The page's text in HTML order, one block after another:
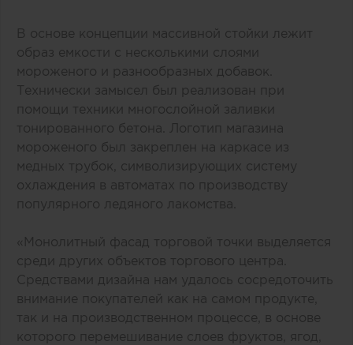
В основе концепции массивной стойки лежит
образ емкости с несколькими слоями
мороженого и разнообразных добавок.
Технически замысел был реализован при
помощи техники многослойной заливки
тонированного бетона. Логотип магазина
мороженого был закреплен на каркасе из
медных трубок, символизирующих систему
охлаждения в автоматах по производству
популярного ледяного лакомства.
«Монолитный фасад торговой точки выделяется
среди других объектов торгового центра.
Средствами дизайна нам удалось сосредоточить
внимание покупателей как на самом продукте,
так и на производственном процессе, в основе
которого перемешивание слоев фруктов, ягод,